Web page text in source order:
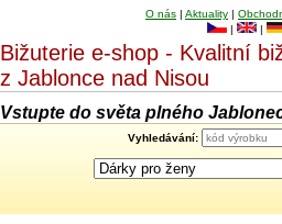
O nás | Aktuality |
|
|
Bižuterie e-shop - Kvalitní
z Jablonce nad Nisou
Vstupte do světa plného
Vyhledávání: